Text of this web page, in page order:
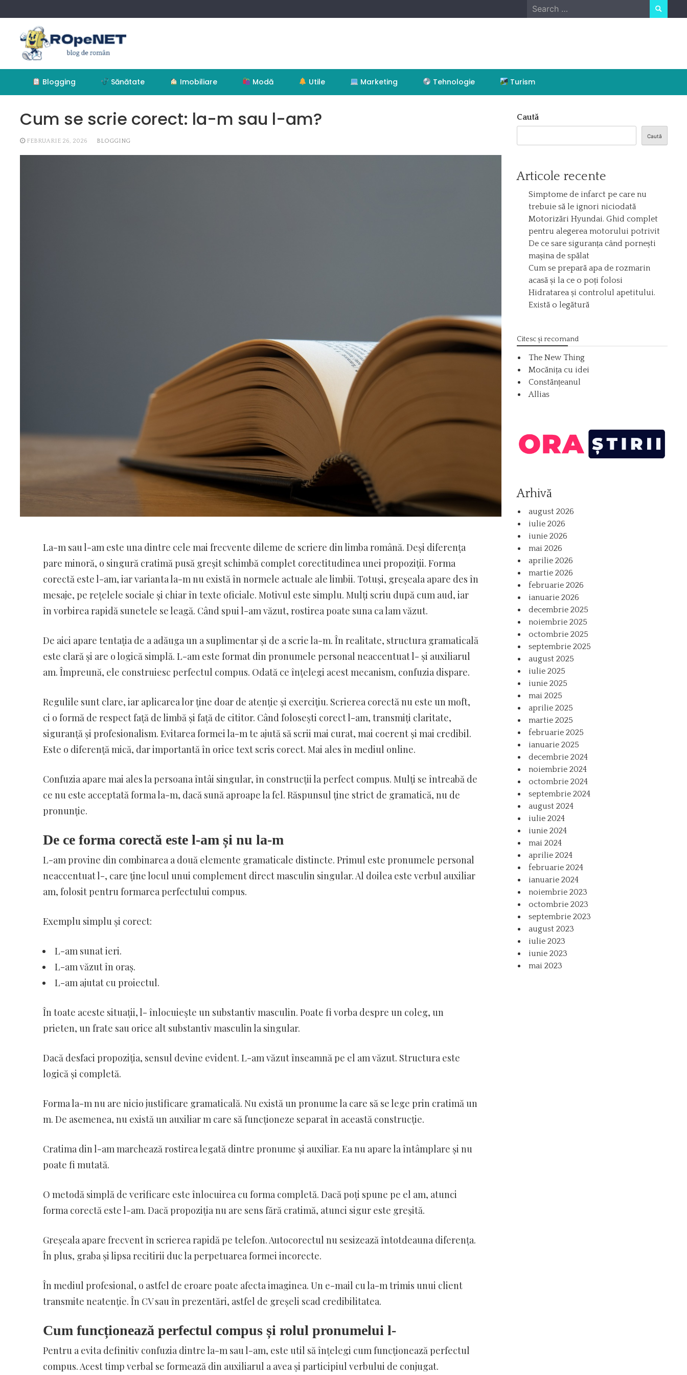
to
Search
for:
Blogging Sănătate Imobiliare Modă Utile Marketing Tehnologie Turism
Cum se scrie corect: la-m sau l-am?
FEBRUARIE 26, 2026 BLOGGING
La-m sau l-am este una dintre cele mai frecvente dileme de scriere din limba română. Deși diferența
pare minoră, o singură cratimă pusă greșit schimbă complet corectitudinea unei propoziții. Forma
corectă este l-am, iar varianta la-m nu există în normele actuale ale limbii. Totuși, greșeala apare des în
mesaje, pe rețelele sociale și chiar în texte oficiale. Motivul este simplu. Mulți scriu după cum aud, iar
în vorbirea rapidă sunetele se leagă. Când spui l-am văzut, rostirea poate suna ca lam văzut.
De aici apare tentația de a adăuga un a suplimentar și de a scrie la-m. În realitate, structura gramaticală
este clară și are o logică simplă. L-am este format din pronumele personal neaccentuat l- și auxiliarul
am. Împreună, ele construiesc perfectul compus. Odată ce înțelegi acest mecanism, confuzia dispare.
Regulile sunt clare, iar aplicarea lor ține doar de atenție și exercițiu. Scrierea corectă nu este un moft,
ci o formă de respect față de limbă și față de cititor. Când folosești corect l-am, transmiți claritate,
siguranță și profesionalism. Evitarea formei la-m te ajută să scrii mai curat, mai coerent și mai credibil.
Este o diferență mică, dar importantă în orice text scris corect. Mai ales în mediul online.
Confuzia apare mai ales la persoana întâi singular, în construcții la perfect compus. Mulți se întreabă de
ce nu este acceptată forma la-m, dacă sună aproape la fel. Răspunsul ține strict de gramatică, nu de
pronunție.
De ce forma corectă este l-am și nu la-m
L-am provine din combinarea a două elemente gramaticale distincte. Primul este pronumele personal
neaccentuat l-, care ține locul unui complement direct masculin singular. Al doilea este verbul auxiliar
am, folosit pentru formarea perfectului compus.
Exemplu simplu și corect:
L-am sunat ieri.
L-am văzut în oraș.
L-am ajutat cu proiectul.
În toate aceste situații, l- înlocuiește un substantiv masculin. Poate fi vorba despre un coleg, un
prieten, un frate sau orice alt substantiv masculin la singular.
Dacă desfaci propoziția, sensul devine evident. L-am văzut înseamnă pe el am văzut. Structura este
logică și completă.
Forma la-m nu are nicio justificare gramaticală. Nu există un pronume la care să se lege prin cratimă un
m. De asemenea, nu există un auxiliar m care să funcționeze separat în această construcție.
Cratima din l-am marchează rostirea legată dintre pronume și auxiliar. Ea nu apare la întâmplare și nu
poate fi mutată.
O metodă simplă de verificare este înlocuirea cu forma completă. Dacă poți spune pe el am, atunci
forma corectă este l-am. Dacă propoziția nu are sens fără cratimă, atunci sigur este greșită.
Greșeala apare frecvent în scrierea rapidă pe telefon. Autocorectul nu sesizează întotdeauna diferența.
În plus, graba și lipsa recitirii duc la perpetuarea formei incorecte.
În mediul profesional, o astfel de eroare poate afecta imaginea. Un e-mail cu la-m trimis unui client
transmite neatenție. În CV sau în prezentări, astfel de greșeli scad credibilitatea.
Cum funcționează perfectul compus și rolul pronumelui l-
Pentru a evita definitiv confuzia dintre la-m sau l-am, este util să înțelegi cum funcționează perfectul
compus. Acest timp verbal se formează din auxiliarul a avea și participiul verbului de conjugat.
Caută
Caută
Articole recente
Simptome de infarct pe care nu
trebuie să le ignori niciodată
Motorizări Hyundai. Ghid complet
pentru alegerea motorului potrivit
De ce sare siguranța când pornești
mașina de spălat
Cum se prepară apa de rozmarin
acasă și la ce o poți folosi
Hidratarea și controlul apetitului.
Există o legătură
Citesc și recomand
The New Thing
Mocănița cu idei
Constănțeanul
Allias
Arhivă
august 2026
iulie 2026
iunie 2026
mai 2026
aprilie 2026
martie 2026
februarie 2026
ianuarie 2026
decembrie 2025
noiembrie 2025
octombrie 2025
septembrie 2025
august 2025
iulie 2025
iunie 2025
mai 2025
aprilie 2025
martie 2025
februarie 2025
ianuarie 2025
decembrie 2024
noiembrie 2024
octombrie 2024
septembrie 2024
august 2024
iulie 2024
iunie 2024
mai 2024
aprilie 2024
februarie 2024
ianuarie 2024
noiembrie 2023
octombrie 2023
septembrie 2023
august 2023
iulie 2023
iunie 2023
mai 2023